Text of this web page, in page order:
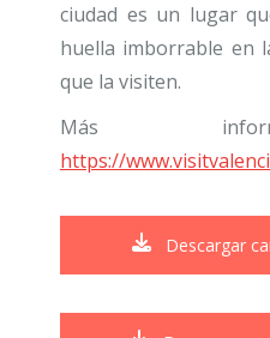
ciudad es un lugar
huella imborrable en
que la visiten.
Más
https://
Descargar